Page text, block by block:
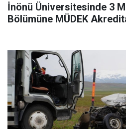
İnönü Üniversitesinde 3
Bölümüne MÜDEK